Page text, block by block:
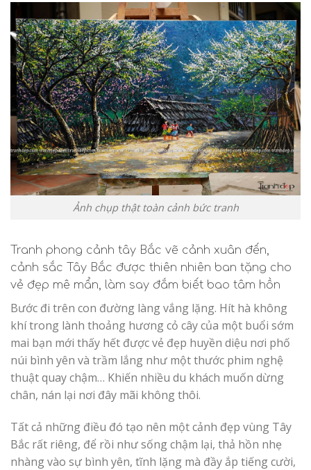
Ảnh chụp thật toàn cảnh bức tranh
Tranh phong cảnh tây Bắc vẽ cảnh xuân đến,
cảnh sắc Tây Bắc được thiên nhiên ban tặng cho
vẻ đẹp mê mẩn, làm say đắm biết bao tâm hồn
Bước đi trên con đường làng vắng lặng. Hít hà không
khí trong lành thoảng hương cỏ cây của một buổi sớm
mai bạn mới thấy hết được vẻ đẹp huyền diệu nơi phố
núi bình yên và trầm lắng như một thước phim nghệ
thuật quay chậm… Khiến nhiều du khách muốn dừng
chân, nán lại nơi đây mãi không thôi.
Tất cả những điều đó tạo nên một cảnh đẹp vùng Tây
Bắc rất riêng, để rồi như sống chậm lại, thả hồn nhẹ
nhàng vào sự bình yên, tĩnh lặng mà đầy ắp tiếng cười,